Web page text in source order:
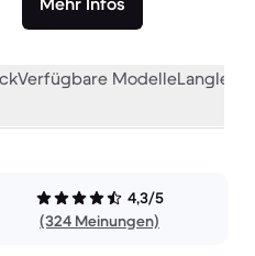
Verfügbare Modelle
4,3/5
(324 Meinungen)